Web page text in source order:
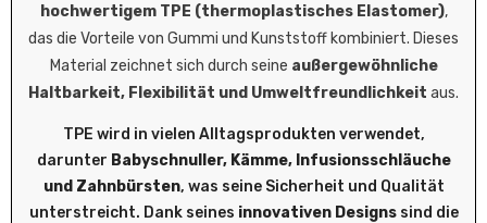
hochwertigem TPE (thermoplastisches Elastomer),
das die Vorteile von Gummi und Kunststoff kombiniert. Dieses
Material zeichnet sich durch seine außergewöhnliche
Haltbarkeit, Flexibilität und Umweltfreundlichkeit aus.
TPE wird in vielen Alltagsprodukten verwendet,
darunter Babyschnuller, Kämme, Infusionsschläuche
und Zahnbürsten, was seine Sicherheit und Qualität
unterstreicht. Dank seines innovativen Designssind die